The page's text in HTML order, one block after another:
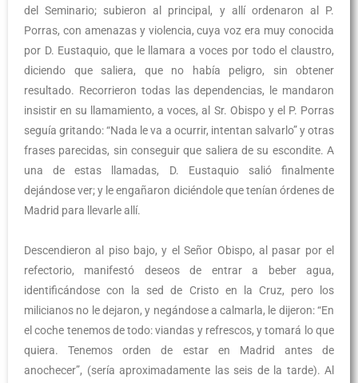
del Seminario; subieron al principal, y allí ordenaron al P.
Porras, con amenazas y violencia, cuya voz era muy conocida
por D. Eustaquio, que le llamara a voces por todo el claustro,
diciendo que saliera, que no había peligro, sin obtener
resultado. Recorrieron todas las dependencias, le mandaron
insistir en su llamamiento, a voces, al Sr. Obispo y el P. Porras
seguía gritando: “Nada le va a ocurrir, intentan salvarlo” y otras
frases parecidas, sin conseguir que saliera de su escondite. A
una de estas llamadas, D. Eustaquio salió finalmente
dejándose ver; y le engañaron diciéndole que tenían órdenes de
Madrid para llevarle allí.
Descendieron al piso bajo, y el Señor Obispo, al pasar por el
refectorio, manifestó deseos de entrar a beber agua,
identificándose con la sed de Cristo en la Cruz, pero los
milicianos no le dejaron, y negándose a calmarla, le dijeron: “En
el coche tenemos de todo: viandas y refrescos, y tomará lo que
quiera. Tenemos orden de estar en Madrid antes de
anochecer”, (sería aproximadamente las seis de la tarde). Al